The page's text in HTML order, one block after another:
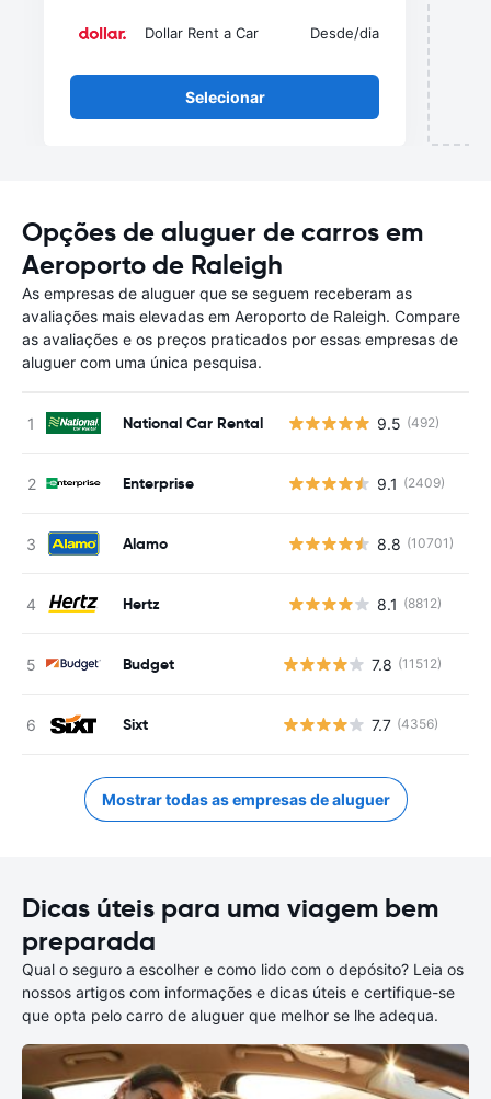
Dollar Rent a Car Desde/dia
Selecionar
Opções de aluguer de carros em
Aeroporto de Raleigh
As empresas de aluguer que se seguem receberam as
avaliações mais elevadas em Aeroporto de Raleigh. Compare
as avaliações e os preços praticados por essas empresas de
aluguer com uma única pesquisa.
National Car Rental 9.5 (492)
Enterprise 9.1 (2409)
Alamo 8.8 (10701)
Hertz 8.1 (8812)
Budget 7.8 (11512)
Sixt 7.7 (4356)
Mostrar todas as empresas de aluguer
Dicas úteis para uma viagem bem
preparada
Qual o seguro a escolher e como lido com o depósito? Leia os
nossos artigos com informações e dicas úteis e certifique-se
que opta pelo carro de aluguer que melhor se lhe adequa.